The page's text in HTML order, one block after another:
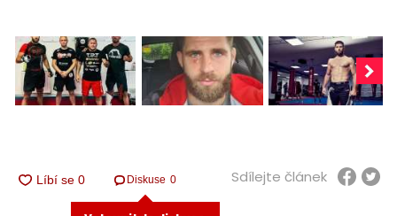
Diskuse 0 Sdílejte článek